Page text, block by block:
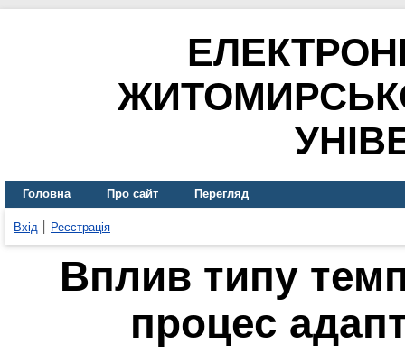
Головна Про сайт Перегляд
Вхід Реєстрація
Вплив типу
процес